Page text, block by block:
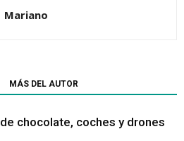
Mariano
MÁS DEL AUTOR
chocolate, coches y drones